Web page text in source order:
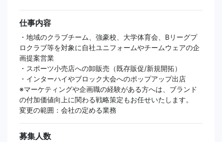
仕事内容
・地域のクラブチーム、強豪校、大学体育会、Bリーグプ
ロクラブ等を対象に自社ユニフォームやチームウェアの企
画提案営業
・スポーツ小売店への卸販売（既存販促/新規開拓）
・インターハイやブロック大会へのポップアップ出店
※マーケティングや企画職の経験がある方へは、ブランド
の付加価値向上に関わる戦略策定もお任せいたします。
変更の範囲：会社の定める業務
募集人数